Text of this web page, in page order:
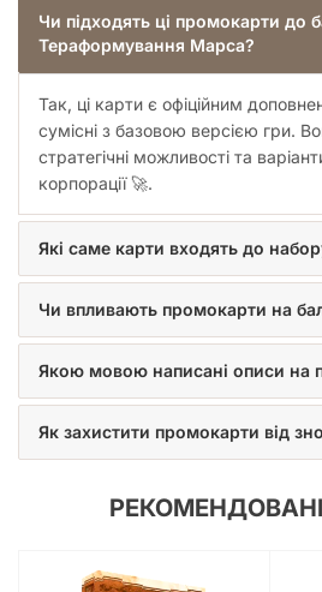
Чи підходять ці промокарти до
Тераформування Марса?
Так, ці карти є офіційним
сумісні з базовою версією гри.
стратегічні можливості та
корпорації 🚀.
Які саме карти входять до
Чи впливають промокарти на
Якою мовою написані описи на
Як захистити промокарти від